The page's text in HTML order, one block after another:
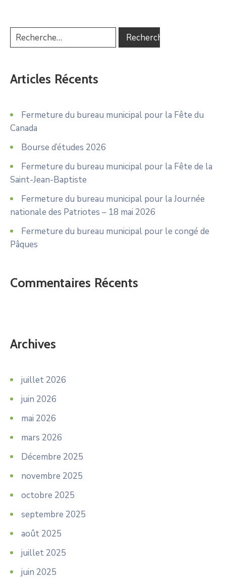
Articles Récents
Fermeture du bureau municipal pour la Fête du
Canada
Bourse d’études 2026
Fermeture du bureau municipal pour la Fête de la
Saint-Jean-Baptiste
Fermeture du bureau municipal pour la Journée
nationale des Patriotes – 18 mai 2026
Fermeture du bureau municipal pour le congé de
Pâques
Commentaires Récents
Archives
juillet 2026
juin 2026
mai 2026
mars 2026
Décembre 2025
novembre 2025
octobre 2025
septembre 2025
août 2025
juillet 2025
juin 2025